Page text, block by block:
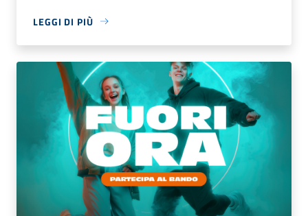
LEGGI DI PIÙ